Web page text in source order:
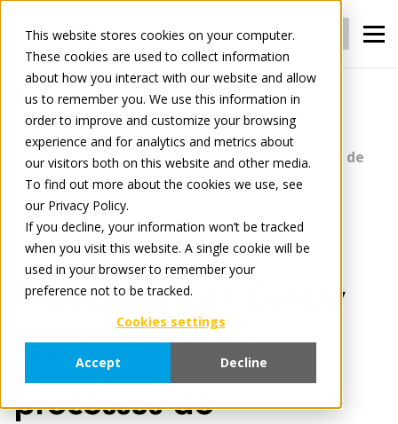
This website stores cookies on your computer.
These cookies are used to collect information
about how you interact with our website and allow
us to remember you. We use this information in
order to improve and customize your browsing
experience and for analytics and metrics about
our visitors both on this website and other media.
To find out more about the cookies we use, see
our Privacy Policy.
If you decline, your information won’t be tracked
when you visit this website. A single cookie will be
used in your browser to remember your
preference not to be tracked.
Cookies settings
Accept Decline
Connexion S'inscrire
Actualités
Tradeplace et Cyncly révolutionnent le
processus de commande pour les détaillants de
cuisines chez City Küchen Zöllner et AEG
December 19, 2023 3 minute read
Tradeplace et Cyncly
révolutionnent le
processus de